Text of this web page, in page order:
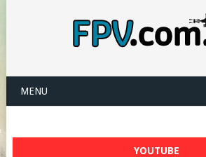
MENU
YOUTUBE